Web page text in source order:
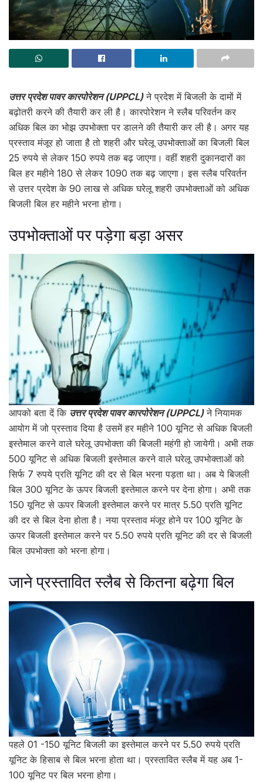
उत्तर प्रदेश पावर कारपोरेशन (UPPCL)ने प्रदेश में बिजली के दामों में
बढ़ोतरी करने की तैयारी कर ली है। कारपोरेशन ने स्लैब परिवर्तन कर
अधिक बिल का भोझ उपभोक्ता पर डालने की तैयारी कर ली है। अगर यह
प्रस्ताव मंजूर हो जाता है तो शहरी और घरेलू उपभोक्ताओं का बिजली बिल
25 रुपये से लेकर 150 रुपये तक बढ़ जाएगा। वहीं शहरी दुकानदारों का
बिल हर महीने 180 से लेकर 1090 तक बढ़ जाएगा। इस स्लैब परिवर्तन
से उत्तर प्रदेश के 90 लाख से अधिक घरेलू शहरी उपभोक्ताओं को अधिक
बिजली बिल हर महीने भरना होगा।
उपभोक्ताओं पर पड़ेगा बड़ा असर
आपको बता दें कि उत्तर प्रदेश पावर कारपोरेशन (UPPCL)ने नियामक
आयोग में जो प्रस्ताव दिया है उसमें हर महीने 100 यूनिट से अधिक बिजली
इस्तेमाल करने वाले घरेलू उपभोक्ता की बिजली महंगी हो जायेगी। अभी तक
500 यूनिट से अधिक बिजली इस्तेमाल करने वाले घरेलू उपभोक्ताओं को
सिर्फ 7 रुपये प्रति यूनिट की दर से बिल भरना पड़ता था। अब ये बिजली
बिल 300 यूनिट के ऊपर बिजली इस्तेमाल करने पर देना होगा। अभी तक
150 यूनिट से ऊपर बिजली इस्तेमाल करने पर मात्र 5.50 प्रति यूनिट
की दर से बिल देना होता है। नया प्रस्ताव मंजूर होने पर 100 यूनिट के
ऊपर बिजली इस्तेमाल करने पर 5.50 रुपये प्रति यूनिट की दर से बिजली
बिल उपभोक्ता को भरना होगा।
जाने प्रस्तावित स्लैब से कितना बढ़ेगा बिल
पहले 01 -150 यूनिट बिजली का इस्तेमाल करने पर 5.50 रुपये प्रति
यूनिट के हिसाब से बिल भरना होता था। प्रस्तावित स्लैब में यह अब 1-
100 यूनिट पर बिल भरना होगा।